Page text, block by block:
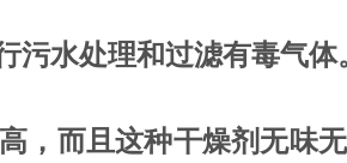
水处理和过滤有毒气体
，而且这种干燥剂无味